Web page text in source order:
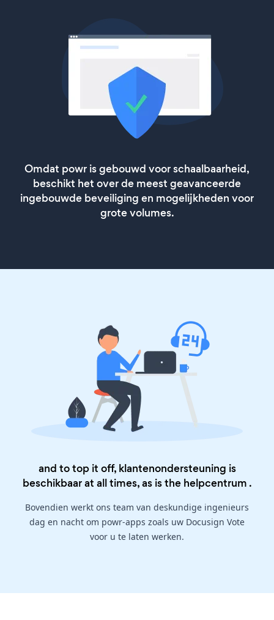
Omdat powr is gebouwd voor schaalbaarheid,
beschikt het over de meest geavanceerde
ingebouwde beveiliging en mogelijkheden voor
grote volumes.
and to top it off, klantenondersteuning is
beschikbaar at all times, as is the helpcentrum .
Bovendien werkt ons team van deskundige ingenieurs
dag en nacht om powr-apps zoals uw Docusign Vote
voor u te laten werken.